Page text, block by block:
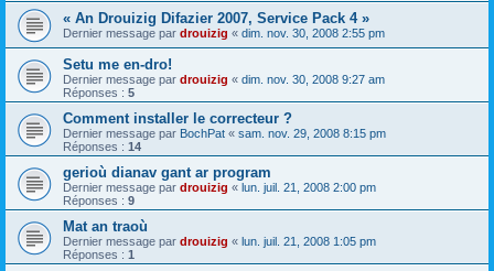
« An Drouizig Difazier 2007, Service Pack 4 »
Dernier message par drouizig « dim. nov. 30, 2008 2:55 pm
Setu me en-dro!
Dernier message par drouizig « dim. nov. 30, 2008 9:27 am
Réponses : 5
Comment installer le correcteur ?
Dernier message par BochPat « sam. nov. 29, 2008 8:15 pm
Réponses : 14
gerioù dianav gant ar program
Dernier message par drouizig « lun. juil. 21, 2008 2:00 pm
Réponses : 9
Mat an traoù
Dernier message par drouizig « lun. juil. 21, 2008 1:05 pm
Réponses : 1